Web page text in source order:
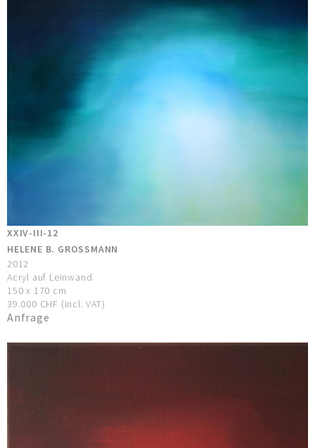
XXIV-III-12
HELENE B. GROSSMANN
2012
Acryl auf Leinwand
150 x 170 cm
39.000 CHF (incl. VAT)
Anfrage